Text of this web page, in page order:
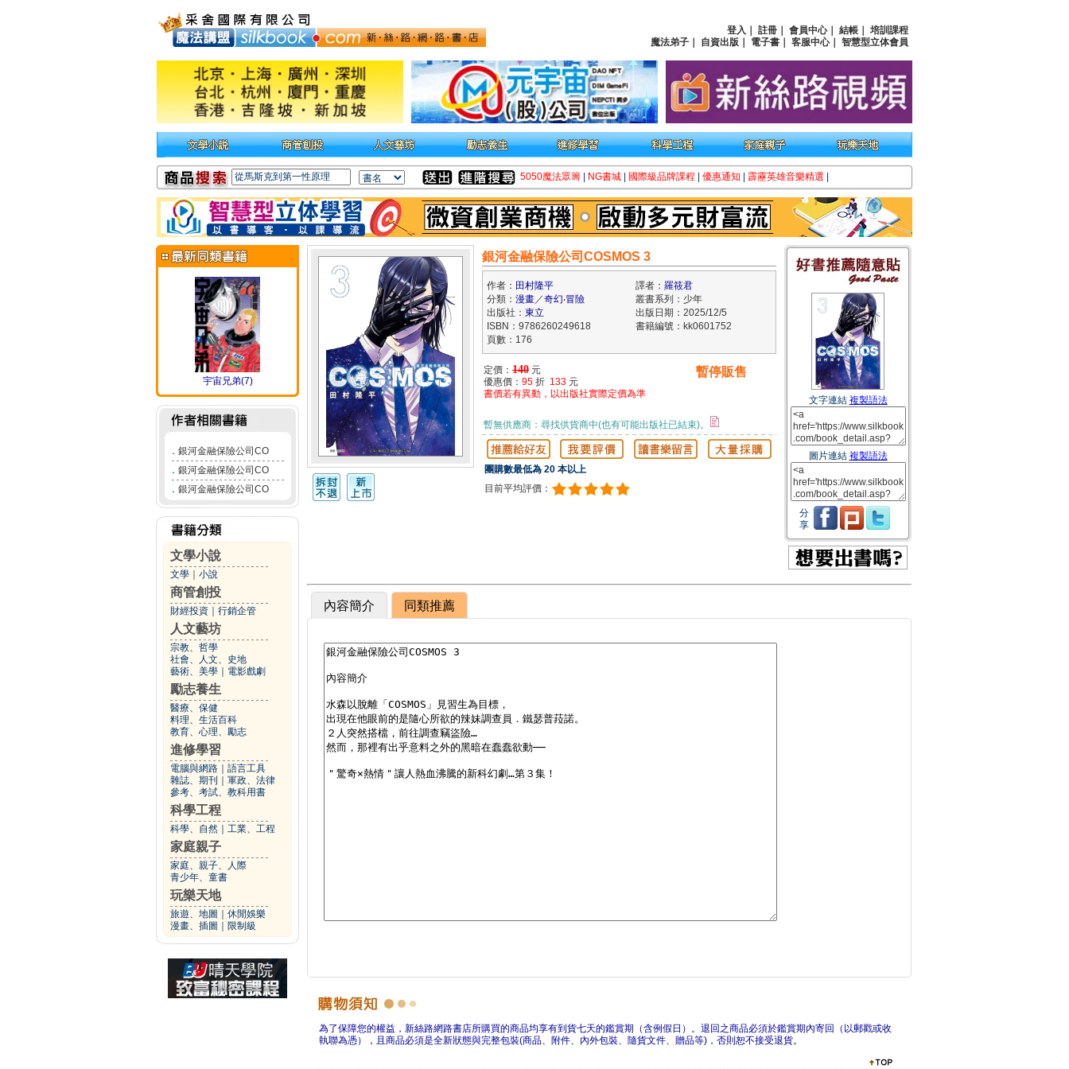
登入 註冊 會員中心｜ 結帳
培訓課程
魔法弟子
自資出版 電子書 客服中心｜ 智慧型立体會員
5050魔法眾籌 NG書城 國際級品牌課程 優惠通知 霹靂英雄音樂精選
宇宙兄弟(7)
． 銀河金融保險公司CO
． 銀河金融保險公司CO
． 銀河金融保險公司CO
文學小說
文學 小說
商管創投
財經投資 行銷企管
人文藝坊
宗教、哲學
社會、人文、史地
藝術、美學
電影戲劇
勵志養生
醫療、保健
料理、生活百科
教育、心理、勵志
進修學習
電腦與網路
語言工具
雜誌、期刊
軍政、法律
參考、考試、教科用書
科學工程
科學、自然 工業、工程
家庭親子
家庭、親子、人際
青少年、童書
玩樂天地
旅遊、地圖
休閒娛樂
漫畫、插圖
限制級
銀河金融保險公司COSMOS 3
作者： 田村隆平 譯者： 羅筱君
分類： 漫畫／奇幻‧冒險
叢書系列：少年
出版社： 東立
出版日期：2025/12/5
ISBN：9786260249618
書籍編號：kk0601752
頁數：176
定價： 140 元
優惠價： 95 折 133 元
書價若有異動，以出版社實際定價為準
暫停販售
暫無供應商：尋找供貨商中(也有可能出版社已結束)。
團購數最低為 20 本以上
目前平均評價：
文字連結 複製語法
圖片連結 複製語法
分
享
內容簡介 同類推薦
為了保障您的權益，新絲路網路書店所購買的商品均享有到貨七天的鑑賞期（含例假日）。退回之商品必須於鑑賞期內寄回（以郵戳或收
執聯為憑），且商品必須是全新狀態與完整包裝(商品、附件、內外包裝、隨貨文件、贈品等)，否則恕不接受退貨。